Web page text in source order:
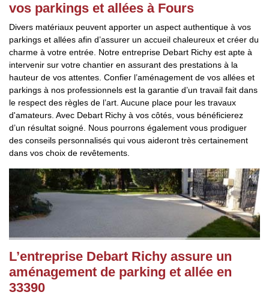
vos parkings et allées à Fours
Divers matériaux peuvent apporter un aspect authentique à vos
parkings et allées afin d’assurer un accueil chaleureux et créer du
charme à votre entrée. Notre entreprise Debart Richy est apte à
intervenir sur votre chantier en assurant des prestations à la
hauteur de vos attentes. Confier l’aménagement de vos allées et
parkings à nos professionnels est la garantie d’un travail fait dans
le respect des règles de l’art. Aucune place pour les travaux
d'amateurs. Avec Debart Richy à vos côtés, vous bénéficierez
d’un résultat soigné. Nous pourrons également vous prodiguer
des conseils personnalisés qui vous aideront très certainement
dans vos choix de revêtements.
L’entreprise Debart Richy assure un
aménagement de parking et allée en
33390